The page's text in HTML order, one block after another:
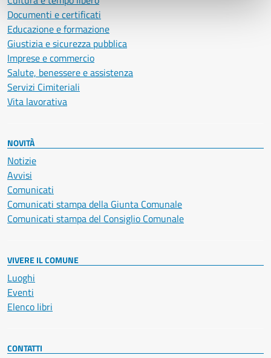
Documenti e certificati
Educazione e formazione
Giustizia e sicurezza pubblica
Imprese e commercio
Salute, benessere e assistenza
Servizi Cimiteriali
Vita lavorativa
NOVITÀ
Notizie
Avvisi
Comunicati
Comunicati stampa della Giunta Comunale
Comunicati stampa del Consiglio Comunale
VIVERE IL COMUNE
Luoghi
Eventi
Elenco libri
CONTATTI